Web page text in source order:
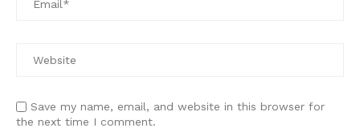
Save my name, email, and website in this browser for
the next time I comment.